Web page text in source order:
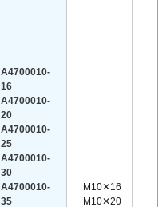
A4700010-
16
A4700010-
20
A4700010-
25
A4700010-
30
A4700010-
35
M10✕16
M10✕20